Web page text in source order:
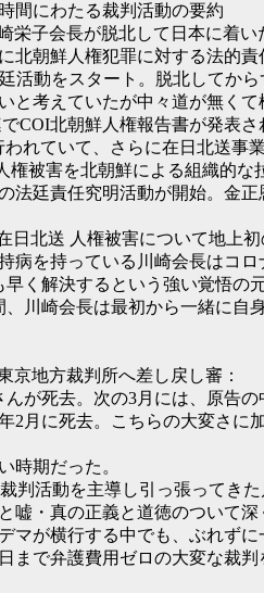
間にわたる裁判活動の要約
栄子会長が脱北して日本に着い
北朝鮮人権犯罪に対する法的
活動をスタート。脱北してか
と考えていたが中々道が無く
COI北朝鮮人権報告書が発表
れていて、さらに在日北送事
被害を北朝鮮による組織的な
法廷責任究明活動が開始。金
日北送 人権被害について地上
病を持っている川崎会長はコ
く解決するという強い覚悟の
川崎会長は最初から一緒に自
京地方裁判所へ差し戻し審：
が死去。次の3月には、原告
2月に死去。こちらの大変さに
時期だった。
判活動を主導し引っ張ってき
嘘・真の正義と道徳のついて
マが横行する中でも、ぶれず
まで弁護費用ゼロの大変な裁